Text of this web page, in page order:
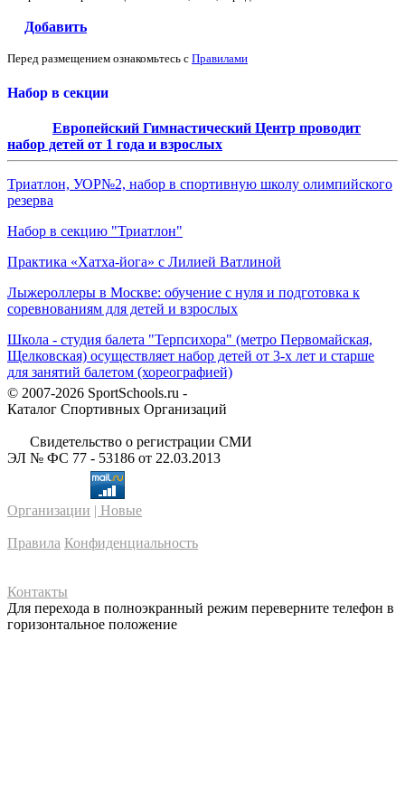
Добавить
Перед размещением ознакомьтесь с Правилами
Набор в секции
Европейский Гимнастический Центр проводит
набор детей от 1 года и взрослых
Триатлон, УОР№2, набор в спортивную школу олимпийского
резерва
Набор в секцию "Триатлон"
Практика «Хатха-йога» с Лилией Ватлиной
Лыжероллеры в Москве: обучение с нуля и подготовка к
соревнованиям для детей и взрослых
Школа - студия балета "Терпсихора" (метро Первомайская,
Щелковская) осуществляет набор детей от 3-х лет и старше
для занятий балетом (хореографией)
© 2007-2026 SportSchools.ru -
Каталог Спортивных Организаций
Свидетельство о регистрации СМИ
ЭЛ № ФС 77 - 53186 от 22.03.2013
Организации | Новые
Правила Конфиденциальность
Контакты
Для перехода в полноэкранный режим переверните телефон в
горизонтальное положение